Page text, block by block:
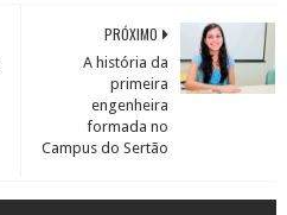
PRÓXIMO
A história da
primeira
engenheira
formada no
Campus do Sertão